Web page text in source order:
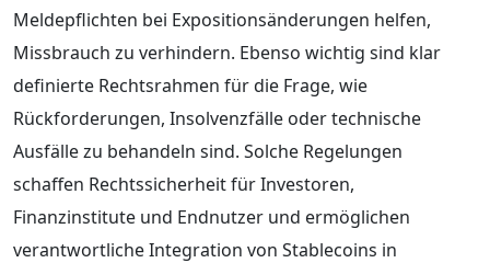
Meldepflichten bei Expositionsänderungen helfen,
Missbrauch zu verhindern. Ebenso wichtig sind klar
definierte Rechtsrahmen für die Frage, wie
Rückforderungen, Insolvenzfälle oder technische
Ausfälle zu behandeln sind. Solche Regelungen
schaffen Rechtssicherheit für Investoren,
Finanzinstitute und Endnutzer und ermöglichen
verantwortliche Integration von Stablecoins in